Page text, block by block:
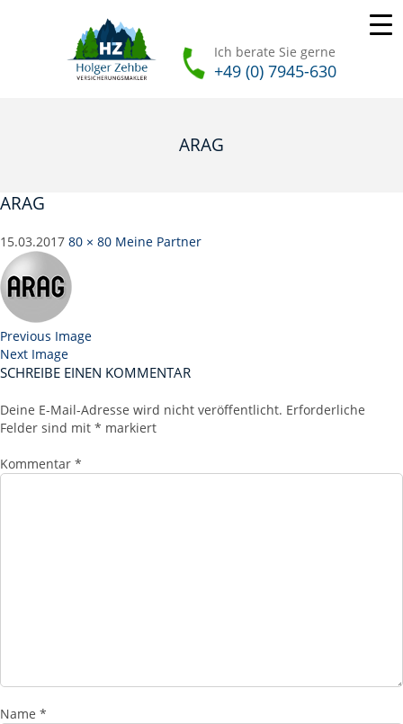
Ich berate Sie gerne
+49 (0) 7945-630
ARAG
ARAG
15.03.2017 80 × 80 Meine Partner
Previous Image
Next Image
SCHREIBE EINEN KOMMENTAR
Deine E-Mail-Adresse wird nicht veröffentlicht. Erforderliche
Felder sind mit * markiert
Kommentar *
Name *